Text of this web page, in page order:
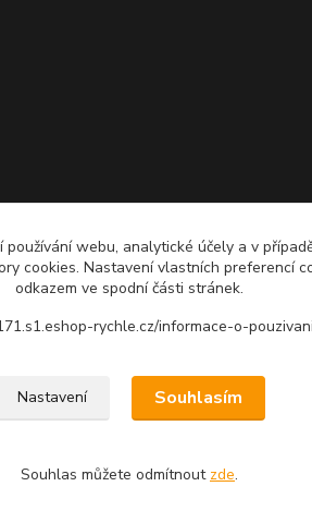
Upravit sběr cookies.
používání webu, analytické účely a v
cookies. Nastavení vlastních preferencí
odkazem ve spodní části stránek.
rychle.cz/informace-o-
Nastavení Souhlasím
Souhlas můžete odmítnout zde.